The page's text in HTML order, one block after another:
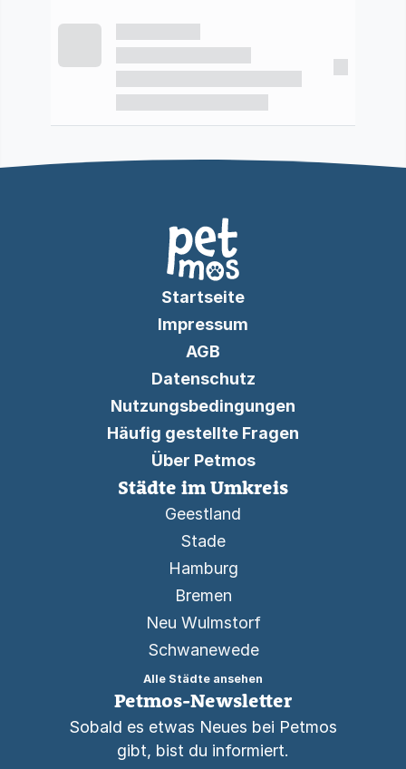
Startseite
Impressum
AGB
Datenschutz
Nutzungsbedingungen
Häufig gestellte Fragen
Über Petmos
Städte im Umkreis
Geestland
Stade
Hamburg
Bremen
Neu Wulmstorf
Schwanewede
Alle Städte ansehen
Petmos-Newsletter
Sobald es etwas Neues bei Petmos
gibt, bist du informiert.